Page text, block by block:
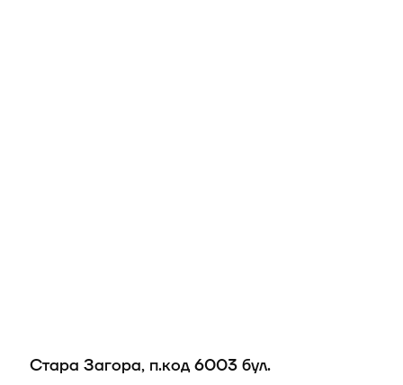
Стара Загора, п.код 6003 бул.